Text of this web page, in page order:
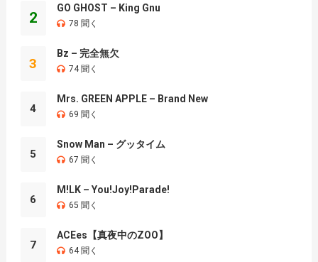
2
GO GHOST – King Gnu
78 聞く
3
Bz – 完全無欠
74 聞く
4
Mrs. GREEN APPLE – Brand New
69 聞く
5
Snow Man – グッタイム
67 聞く
6
M!LK – You!Joy!Parade!
65 聞く
7
ACEes【真夜中のZOO】
64 聞く